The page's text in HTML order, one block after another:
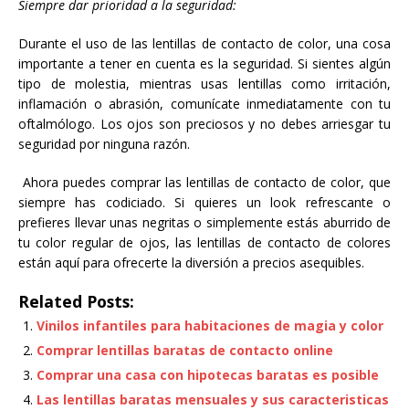
Siempre dar prioridad a la seguridad:
Durante el uso de las lentillas de contacto de color, una cosa
importante a tener en cuenta es la seguridad. Si sientes algún
tipo de molestia, mientras usas lentillas como irritación,
inflamación o abrasión, comunícate inmediatamente con tu
oftalmólogo. Los ojos son preciosos y no debes arriesgar tu
seguridad por ninguna razón.
Ahora puedes comprar las lentillas de contacto de color, que
siempre has codiciado. Si quieres un look refrescante o
prefieres llevar unas negritas o simplemente estás aburrido de
tu color regular de ojos, las lentillas de contacto de colores
están aquí para ofrecerte la diversión a precios asequibles.
Related Posts:
Vinilos infantiles para habitaciones de magia y color
Comprar lentillas baratas de contacto online
Comprar una casa con hipotecas baratas es posible
Las lentillas baratas mensuales y sus caracteristicas